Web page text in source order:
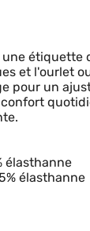
étiquette
et l'ourlet
pour un
élasthanne
élasthanne